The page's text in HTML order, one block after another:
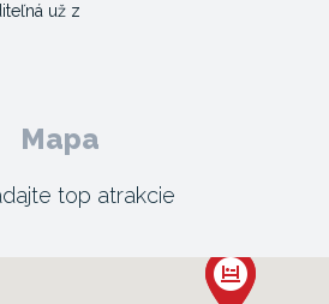
už z
Mapa
top atrakcie